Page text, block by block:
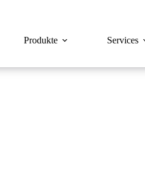
Produkte Services